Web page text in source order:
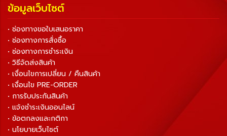
ข้อมูลเว็บไซต์
• ช่องทางขอใบเสนอราคา
• ช่องทางการสั่งซื้อ
• ช่องทางการชำระเงิน
• วิธีจัดส่งสินค้า
• เงื่อนไขการเปลี่ยน / คืนสินค้า
• เงื่อนไข PRE-ORDER
• การรับประกันสินค้า
• แจ้งชำระเงินออนไลน์
• ข้อตกลงและกติกา
• นโยบายเว็บไซต์